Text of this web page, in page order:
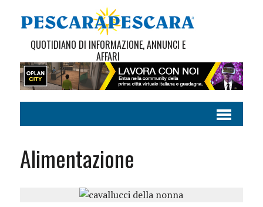
QUOTIDIANO DI INFORMAZIONE, ANNUNCI E
AFFARI
Alimentazione